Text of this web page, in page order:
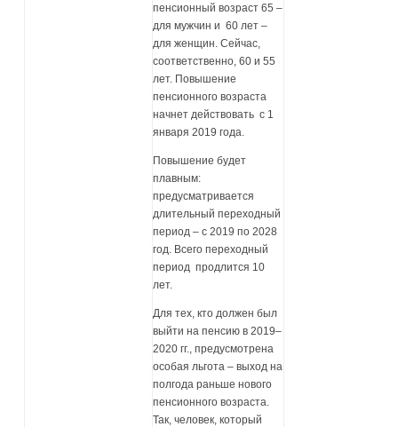
пенсионный возраст 65 –
для мужчин и 60 лет –
для женщин. Сейчас,
соответственно, 60 и 55
лет. Повышение
пенсионного возраста
начнет действовать с 1
января 2019 года.
Повышение будет
плавным:
предусматривается
длительный переходный
период – с 2019 по 2028
год. Всего переходный
период продлится 10
лет.
Для тех, кто должен был
выйти на пенсию в 2019–
2020 гг., предусмотрена
особая льгота – выход на
полгода раньше нового
пенсионного возраста.
Так, человек, который